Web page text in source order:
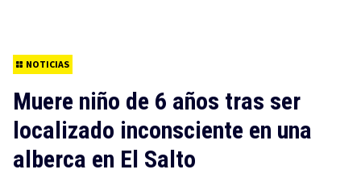
NOTICIAS
Muere niño de 6 años tras ser
localizado inconsciente en una
alberca en El Salto